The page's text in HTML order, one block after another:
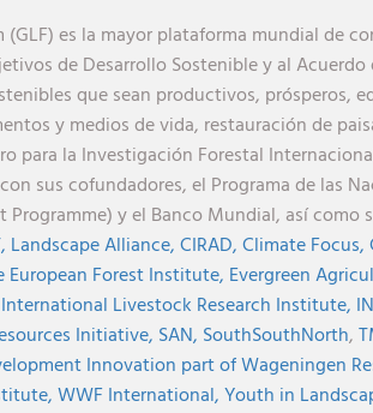
(GLF) es la mayor plataforma mundial de
de Desarrollo Sostenible y al
que sean productivos, prósperos,
y medios de vida, restauración de
para la Investigación Forestal
sus cofundadores, el Programa de las
y el Banco Mundial, así como
Landscape Alliance,CIRAD,Climate Focus,
European Forest Institute, Evergreen
Livestock Research Institute,
Initiative, SAN, SouthSouthNorth,
Innovation part of Wageningen
WWF International,Youth in